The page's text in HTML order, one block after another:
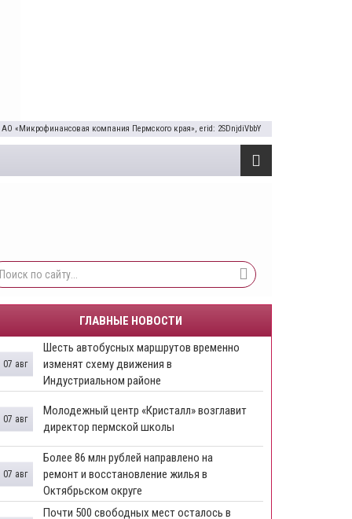
«Микрофинансовая компания Пермского края», erid: 2SDnjdiVbbY
ГЛАВНЫЕ НОВОСТИ
Шесть автобусных маршрутов временно
изменят схему движения в
Индустриальном районе
07 авг
Молодежный центр «Кристалл» возглавит
директор пермской школы
07 авг
Более 86 млн рублей направлено на
ремонт и восстановление жилья в
Октябрьском округе
07 авг
Почти 500 свободных мест осталось в